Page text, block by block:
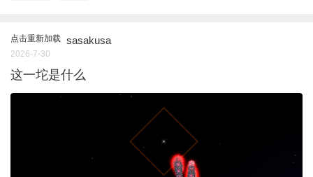
点击重新加载 sasakusa
2026-7-30
这一坨是什么